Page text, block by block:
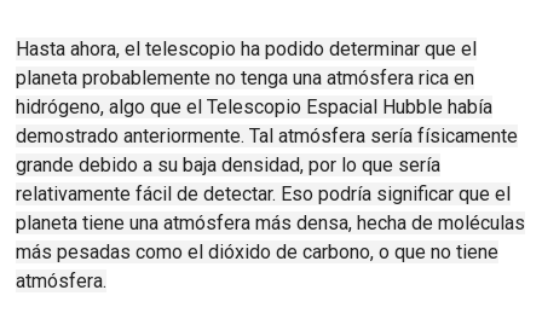
Hasta ahora, el telescopio ha podido determinar que el
planeta probablemente no tenga una atmósfera rica en
hidrógeno, algo que el Telescopio Espacial Hubble había
demostrado anteriormente.Tal atmósfera sería físicamente
grande debido a su baja densidad, por lo que sería
relativamente fácil de detectar. Eso podría significar que el
planeta tiene una atmósfera más densa, hecha de moléculas
más pesadas como el dióxido de carbono, o que no tiene
atmósfera.